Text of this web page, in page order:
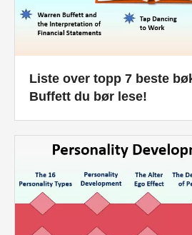
Liste over topp 7 beste
Buffett du bør lese!